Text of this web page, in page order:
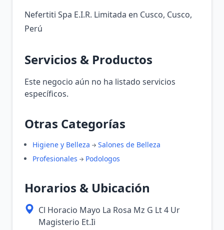
Nefertiti Spa E.I.R. Limitada en Cusco, Cusco,
Perú
Servicios & Productos
Este negocio aún no ha listado servicios
específicos.
Otras Categorías
Higiene y Belleza
Salones de Belleza
Profesionales
Podologos
Horarios & Ubicación
Cl Horacio Mayo La Rosa Mz G Lt 4 Ur
Magisterio Et.Ii